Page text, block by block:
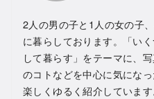
2人の男の子と1人の女の子
に暮らしております。「い
して暮らす」をテーマに、
のコトなどを中心に気にな
楽しくゆるく紹介しています